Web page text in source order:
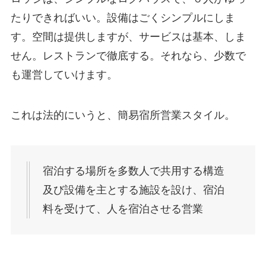
たりできればいい。設備はごくシンプルにしま
す。空間は提供しますが、サービスは基本、しま
せん。レストランで徹底する。それなら、少数で
も運営していけます。
これは法的にいうと、簡易宿所営業スタイル。
宿泊する場所を多数人で共用する構造
及び設備を主とする施設を設け、宿泊
料を受けて、人を宿泊させる営業